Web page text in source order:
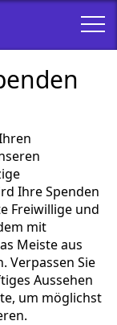
Ihre Spenden
Freiwillige und
mit
Meiste aus
Verpassen Sie
Aussehen
um möglichst